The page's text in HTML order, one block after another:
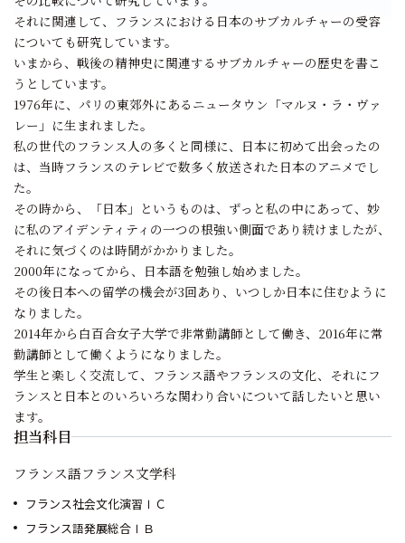
それに関連して、フランスにおける日本のサブカルチャーの受容
についても研究しています。
いまから、戦後の精神史に関連するサブカルチャーの歴史を書こ
うとしています。
1976年に、パリの東郊外にあるニュータウン「マルヌ・ラ・ヴァ
レー」に生まれました。
私の世代のフランス人の多くと同様に、日本に初めて出会ったの
は、当時フランスのテレビで数多く放送された日本のアニメでし
た。
その時から、「日本」というものは、ずっと私の中にあって、妙
に私のアイデンティティの一つの根強い側面であり続けましたが、
それに気づくのは時間がかかりました。
2000年になってから、日本語を勉強し始めました。
その後日本への留学の機会が3回あり、いつしか日本に住むように
なりました。
2014年から白百合女子大学で非常勤講師として働き、2016年に常
勤講師として働くようになりました。
学生と楽しく交流して、フランス語やフランスの文化、それにフ
ランスと日本とのいろいろな関わり合いについて話したいと思い
ます。
担当科目
フランス語フランス文学科
フランス社会文化演習ⅠＣ
フランス語発展総合ⅠＢ